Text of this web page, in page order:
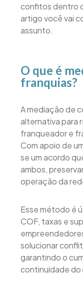
confitos dentro
artigo você vai
assunto.
O que é
franquias?
A mediação de
alternativa para
franqueador e
Com apoio de
se um acordo
ambos,
operação da
Esse método é
COF, taxas e
solucionar
garantindo o
continuidade do